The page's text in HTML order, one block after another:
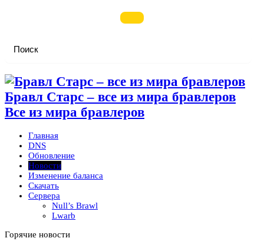
Бравл Старс – все из мира бравлеров
Все из мира бравлеров
Главная
DNS
Обновление
Новости
Изменение баланса
Скачать
Сервера
Null’s Brawl
Lwarb
Горячие новости